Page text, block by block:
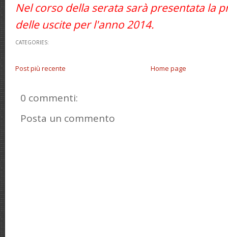
Nel corso della serata sarà presentata la
delle uscite per l'anno 2014.
CATEGORIES:
Post più recente Home page
0 commenti:
Posta un commento